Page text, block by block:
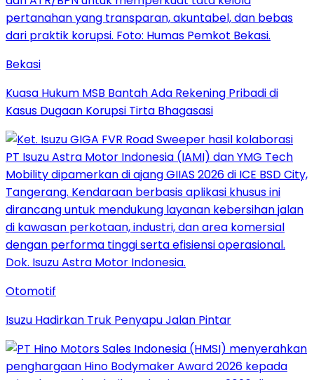
Bekasi
Kuasa Hukum MSB Bantah Ada Rekening Pribadi di
Kasus Dugaan Korupsi Tirta Bhagasasi
Otomotif
Isuzu Hadirkan Truk Penyapu Jalan Pintar